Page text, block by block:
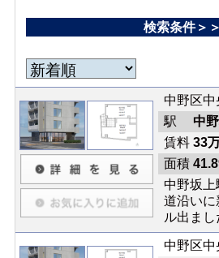
検索条件＞＞
中野区中
駅 中
賃料 33
面積
中野坂上
道沿いに
ル出ま
中野区中